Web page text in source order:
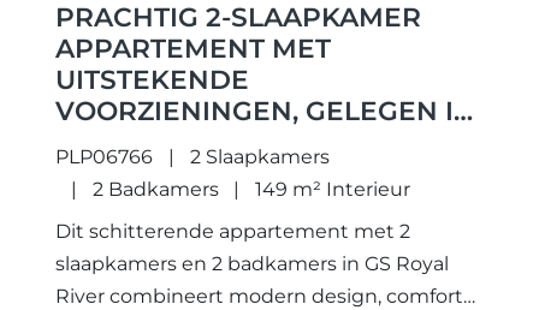
PRACHTIG 2-SLAAPKAMER
APPARTEMENT MET
UITSTEKENDE
VOORZIENINGEN, GELEGEN IN
HET EXCLUSIEVE RIO REAL,
MARBELLA OOST.
PLP06766
2 Slaapkamers
2 Badkamers
149 m² Interieur
Dit schitterende appartement met 2
slaapkamers en 2 badkamers in GS Royal
River combineert modern design, comfort